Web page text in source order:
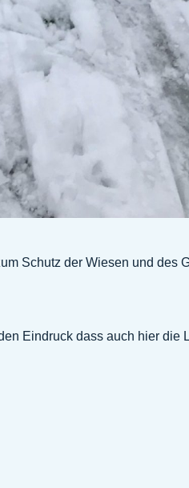
Schutz der Wiesen und des
Eindruck dass auch hier die